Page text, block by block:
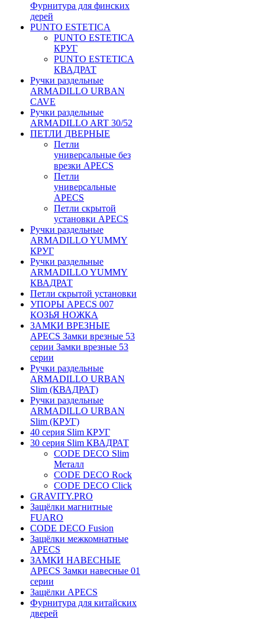
Фурнитура для финских
дерей
PUNTO ESTETICA
PUNTO ESTETICA
КРУГ
PUNTO ESTETICA
КВАДРАТ
Ручки раздельные
ARMADILLO URBAN
CAVE
Ручки раздельные
ARMADILLO ART 30/52
ПЕТЛИ ДВЕРНЫЕ
Петли
универсальные без
врезки APECS
Петли
универсальные
APECS
Петли скрытой
установки APECS
Ручки раздельные
ARMADILLO YUMMY
КРУГ
Ручки раздельные
ARMADILLO YUMMY
КВАДРАТ
Петли скрытой установки
УПОРЫ APECS 007
КОЗЬЯ НОЖКА
ЗАМКИ ВРЕЗНЫЕ
APECS Замки врезные 53
серии Замки врезные 53
серии
Ручки раздельные
ARMADILLO URBAN
Slim (КВАДРАТ)
Ручки раздельные
ARMADILLO URBAN
Slim (КРУГ)
40 серия Slim КРУГ
30 серия Slim КВАДРАТ
CODE DECO Slim
Металл
CODE DECO Rock
CODE DECO Click
GRAVITY.PRO
Защёлки магнитные
FUARO
CODE DECO Fusion
Защёлки межкомнатные
APECS
ЗАМКИ НАВЕСНЫЕ
APECS Замки навесные 01
серии
Защёлки APECS
Фурнитура для китайских
дверей